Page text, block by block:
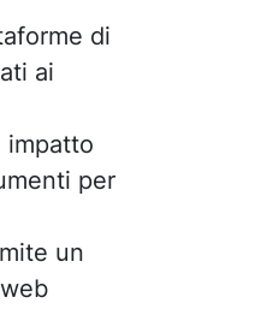
di
ai
impatto
per
un